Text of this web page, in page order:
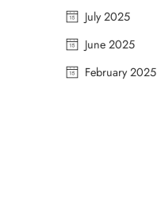
July 2025
June 2025
February 2025